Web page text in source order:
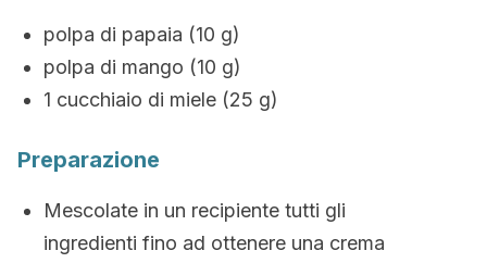
polpa di papaia (10 g)
polpa di mango (10 g)
1 cucchiaio di miele (25 g)
Preparazione
Mescolate in un recipiente tutti gli
ingredienti fino ad ottenere una crema